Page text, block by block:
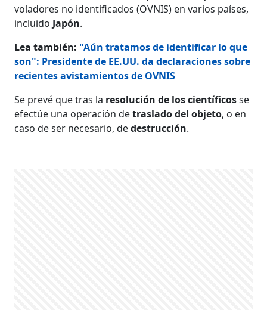
voladores no identificados (OVNIS) en varios países,
incluido Japón.
Lea también: "Aún tratamos de identificar lo que
son": Presidente de EE.UU. da declaraciones sobre
recientes avistamientos de OVNIS
Se prevé que tras la resolución de los científicosse
efectúe una operación detraslado del objeto, o en
caso de ser necesario, dedestrucción.